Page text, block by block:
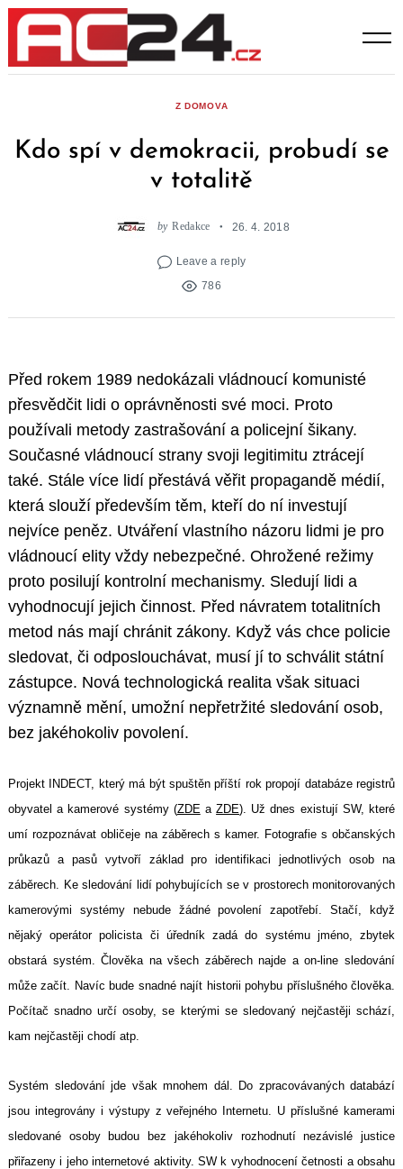
Skip
content
Z DOMOVA
Kdo spí v demokracii, probudí se
v totalitě
by Redakce 26. 4. 2018
Leave a reply
786
Před rokem 1989 nedokázali vládnoucí komunisté
přesvědčit lidi o oprávněnosti své moci. Proto
používali metody zastrašování a policejní šikany.
Současné vládnoucí strany svoji legitimitu ztrácejí
také. Stále více lidí přestává věřit propagandě médií,
která slouží především těm, kteří do ní investují
nejvíce peněz. Utváření vlastního názoru lidmi je pro
vládnoucí elity vždy nebezpečné. Ohrožené režimy
proto posilují kontrolní mechanismy. Sledují lidi a
vyhodnocují jejich činnost. Před návratem totalitních
metod nás mají chránit zákony. Když vás chce policie
sledovat, či odposlouchávat, musí jí to schválit státní
zástupce. Nová technologická realita však situaci
významně mění, umožní nepřetržité sledování osob,
bez jakéhokoliv povolení.
Projekt INDECT, který má být spuštěn příští rok propojí databáze registrů
obyvatel a kamerové systémy (ZDEaZDE). Už dnes existují SW, které
umí rozpoznávat obličeje na záběrech s kamer. Fotografie s občanských
průkazů a pasů vytvoří základ pro identifikaci jednotlivých osob na
záběrech. Ke sledování lidí pohybujících se v prostorech monitorovaných
kamerovými systémy nebude žádné povolení zapotřebí. Stačí, když
nějaký operátor policista či úředník zadá do systému jméno, zbytek
obstará systém. Člověka na všech záběrech najde a on-line sledování
může začít. Navíc bude snadné najít historii pohybu příslušného člověka.
Počítač snadno určí osoby, se kterými se sledovaný nejčastěji schází,
kam nejčastěji chodí atp.
Systém sledování jde však mnohem dál. Do zpracovávaných databází
jsou integrovány i výstupy z veřejného Internetu. U příslušné kamerami
sledované osoby budou bez jakéhokoliv rozhodnutí nezávislé justice
přiřazeny i jeho internetové aktivity. SW k vyhodnocení četnosti a obsahu